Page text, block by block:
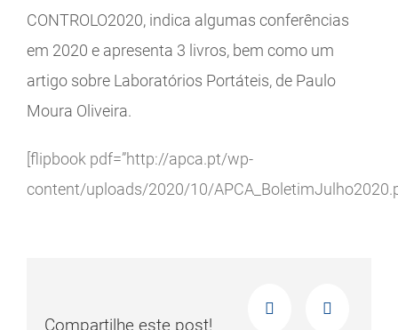
CONTROLO2020, indica algumas conferências
em 2020 e apresenta 3 livros, bem como um
artigo sobre Laboratórios Portáteis, de Paulo
Moura Oliveira.
[flipbook pdf=”http://apca.pt/wp-
content/uploads/2020/10/
Compartilhe este post!